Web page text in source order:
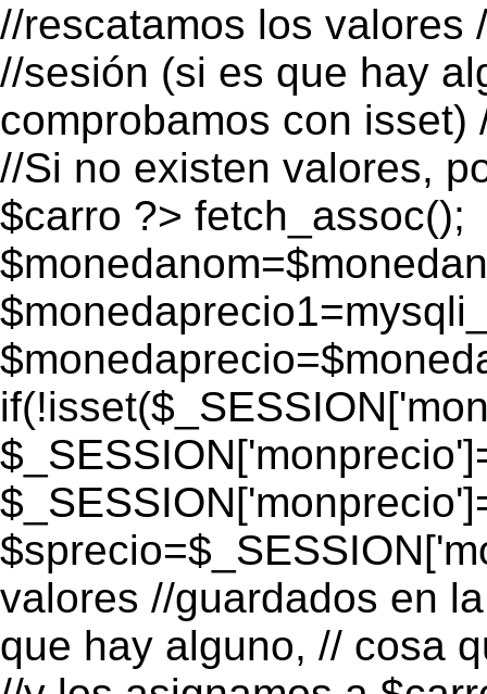
//rescatamos los valores
//sesión (si es que hay
comprobamos con
//Si no existen valores,
$carro ?> fetch_assoc();
valores //guardados en
que hay alguno, // cosa